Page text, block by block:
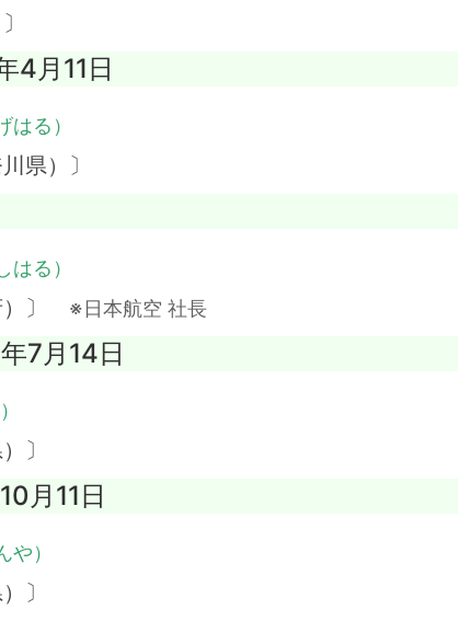
4月11日
はる）
県）〕
はる）
）〕 ※日本航空 社長
7月14日
〕
月11日
や）
〕